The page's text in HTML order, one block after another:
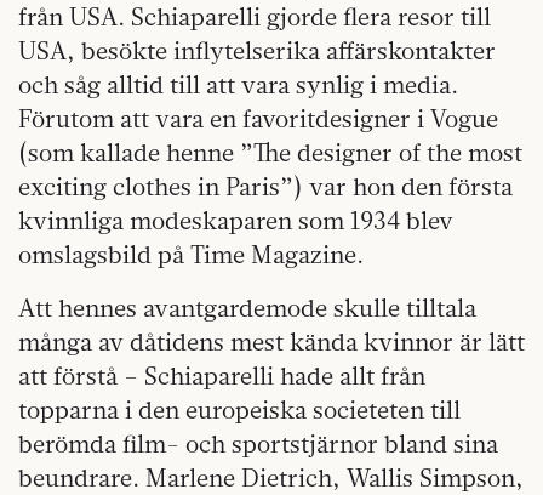
från USA. Schiaparelli gjorde flera resor till
USA, besökte inflytelserika affärskontakter
och såg alltid till att vara synlig i media.
Förutom att vara en favoritdesigner i Vogue
(som kallade henne ”The designer of the most
exciting clothes in Paris”) var hon den första
kvinnliga modeskaparen som 1934 blev
omslagsbild på Time Magazine.
Att hennes avantgardemode skulle tilltala
många av dåtidens mest kända kvinnor är lätt
att förstå – Schiaparelli hade allt från
topparna i den europeiska societeten till
berömda film- och sportstjärnor bland sina
beundrare. Marlene Dietrich, Wallis Simpson,